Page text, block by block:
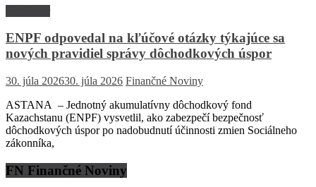
ENPF odpovedal na kľúčové otázky týkajúce sa
nových pravidiel správy dôchodkových úspor
30. júla 202630. júla 2026 Finančné Noviny
ASTANA – Jednotný akumulatívny dôchodkový fond
Kazachstanu (ENPF) vysvetlil, ako zabezpečí bezpečnosť
dôchodkových úspor po nadobudnutí účinnosti zmien Sociálneho
zákonníka,
FN Finančné Noviny